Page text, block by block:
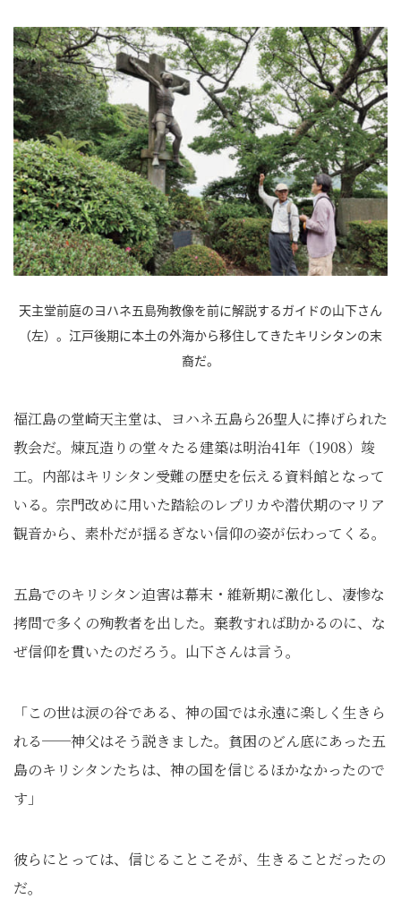
天主堂前庭のヨハネ五島殉教像を前に解説するガイドの山下さん
（左）。江戸後期に本土の外海から移住してきたキリシタンの末
裔だ。
福江島の堂崎天主堂は、ヨハネ五島ら26聖人に捧げられた
教会だ。煉瓦造りの堂々たる建築は明治41年（1908）竣
工。内部はキリシタン受難の歴史を伝える資料館となって
いる。宗門改めに用いた踏絵のレプリカや潜伏期のマリア
観音から、素朴だが揺るぎない信仰の姿が伝わってくる。
五島でのキリシタン迫害は幕末・維新期に激化し、凄惨な
拷問で多くの殉教者を出した。棄教すれば助かるのに、な
ぜ信仰を貫いたのだろう。山下さんは言う。
「この世は涙の谷である、神の国では永遠に楽しく生きら
れる──神父はそう説きました。貧困のどん底にあった五
島のキリシタンたちは、神の国を信じるほかなかったので
す」
彼らにとっては、信じることこそが、生きることだったの
だ。